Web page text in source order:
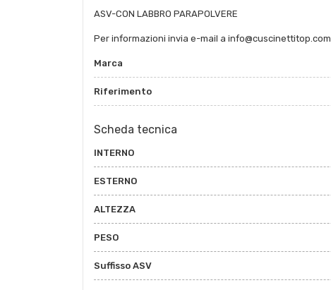
ASV-CON LABBRO PARAPOLVERE
Per informazioni invia e-mail a info@cuscinettitop.com
Marca
Riferimento
Scheda tecnica
INTERNO
ESTERNO
ALTEZZA
PESO
Suffisso ASV